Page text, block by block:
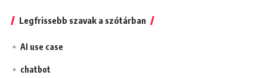
Legfrissebb szavak a szótárban
AI use case
chatbot